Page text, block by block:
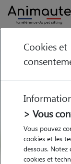
GARDE ANIMAUX
ou à
Trouvez
Parmi
Escalquens
Cookies et
> Vous
Vous pouvez
cookies et les
dessous. Notez
cookies et